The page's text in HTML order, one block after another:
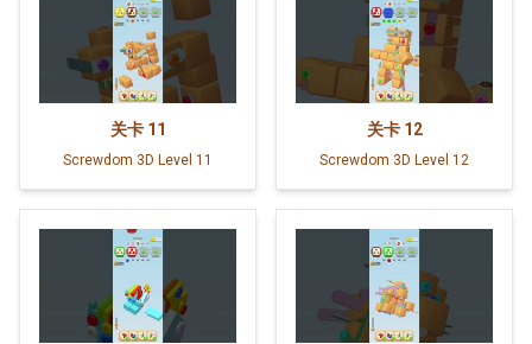
关卡 11
Screwdom 3D Level 11
关卡 12
Screwdom 3D Level 12